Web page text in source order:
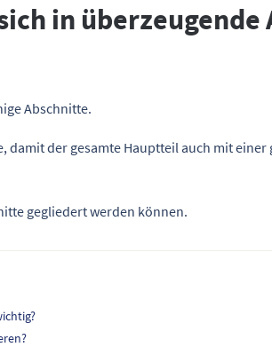
in überzeugende
Abschnitte.
damit der gesamte Hauptteil auch mit einer
gegliedert werden können.